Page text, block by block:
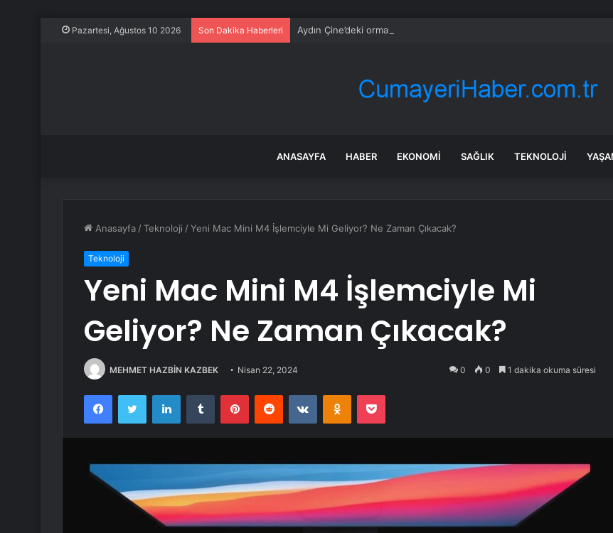
Pazartesi, Ağustos 10 2026 Son Dakika Haberleri Aydın Çine’deki orman yangınında 7 saat geride kaldı, ekiplerin
ANASAYFA HABER EKONOMI SAĞLIK TEKNOLOJI
Anasayfa /Teknoloji /Yeni Mac Mini M4 İşlemciyle Mi Geliyor? Ne Zaman Çıkacak?
Teknoloji
Yeni Mac Mini M4 İşlemciyle Mi
Geliyor? Ne Zaman Çıkacak?
MEHMET HAZBİN KAZBEK Nisan 22, 2024 0 0 1 dakika okuma süresi
FacebookTwitter LinkedInTumblr PinterestReddit VKontakteOdnoklassniki
Pocket